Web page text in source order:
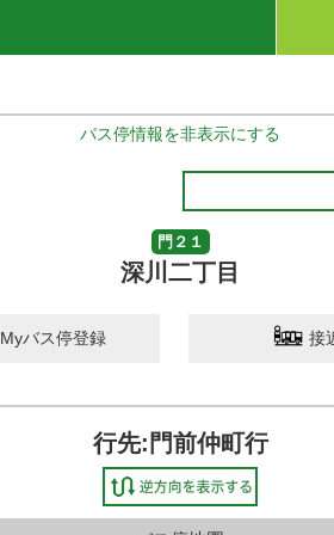
バス停情報を非表示にする
門２１
深川二丁目
Myバス停登録 接
行先:門前仲町行